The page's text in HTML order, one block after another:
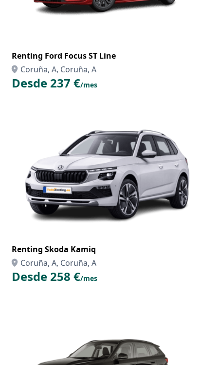
Renting Ford Focus ST Line
Coruña, A, Coruña, A
Desde 237 €/mes
Renting Skoda Kamiq
Coruña, A, Coruña, A
Desde 258 €/mes